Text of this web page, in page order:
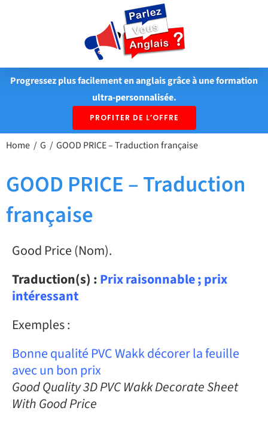
Progressez plus facilement en anglais grâce à une formation
ultra-personnalisée.
PROFITER DE L’OFFRE
Home G GOOD PRICE – Traduction française
GOOD PRICE – Traduction
française
Good Price (Nom).
Traduction(s) :Prix raisonnable ; prix
intéressant
Exemples :
Bonne qualité PVC Wakk décorer la feuille
avec un bon prix
Good Quality 3D PVC Wakk Decorate Sheet
With Good Price